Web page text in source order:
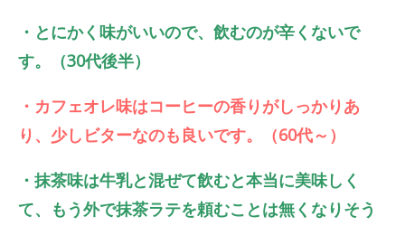
・とにかく味がいいので、飲むのが辛くないで
す。（30代後半）
・カフェオレ味はコーヒーの香りがしっかりあ
り、少しビターなのも良いです。（60代～）
・抹茶味は牛乳と混ぜて飲むと本当に美味しく
て、もう外で抹茶ラテを頼むことは無くなりそう